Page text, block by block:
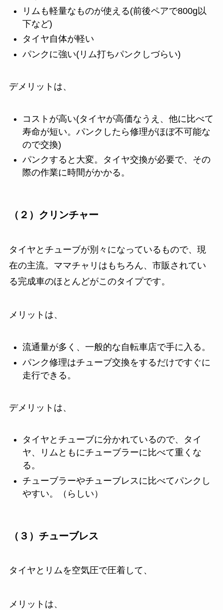
リムも軽量なものが使える(前後ペアで800g以
下など)
タイヤ自体が軽い
パンクに強い(リム打ちパンクしづらい)
デメリットは、
コストが高い(タイヤが高価なうえ、他に比べて
寿命が短い。パンクしたら修理がほぼ不可能な
ので交換)
パンクすると大変。タイヤ交換が必要で、その
際の作業に時間がかかる。
（２）クリンチャー
タイヤとチューブが別々になっているもので、現
在の主流。ママチャリはもちろん、市販されてい
る完成車のほとんどがこのタイプです。
メリットは、
流通量が多く、一般的な自転車店で手に入る。
パンク修理はチューブ交換をするだけですぐに
走行できる。
デメリットは、
タイヤとチューブに分かれているので、タイ
ヤ、リムともにチューブラーに比べて重くな
る。
チューブラーやチューブレスに比べてパンクし
やすい。（らしい）
（３）チューブレス
タイヤとリムを空気圧で圧着して、
メリットは、